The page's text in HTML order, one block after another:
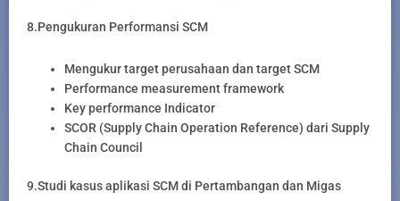
8.Pengukuran Performansi SCM
Mengukur target perusahaan dan target SCM
Performance measurement framework
Key performance Indicator
SCOR (Supply Chain Operation Reference) dari Supply
Chain Council
9.Studi kasus aplikasi SCM di Pertambangan dan Migas